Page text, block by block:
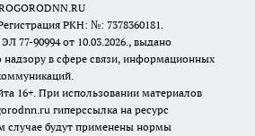
РКН: №: 7378360181.
77-90994 от 10.03.2026., выдано
в сфере связи, информационных
16+. При использовании материалов
гиперссылка на ресурс
случае будут применены нормы